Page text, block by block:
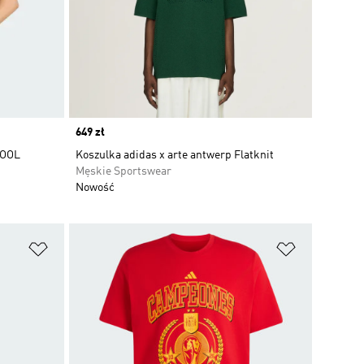
Price
649 zł
Koszulka adidas x arte antwerp Flatknit
Męskie Sportswear
Nowość
Dodaj do listy życzeń